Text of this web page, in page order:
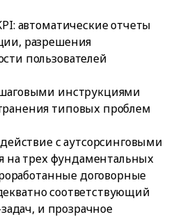
автоматические отчеты
разрешения
пользователей
инструкциями
типовых проблем
с аутсорсинговыми
на трех фундаментальных
договорные
соответствующий
и прозрачное